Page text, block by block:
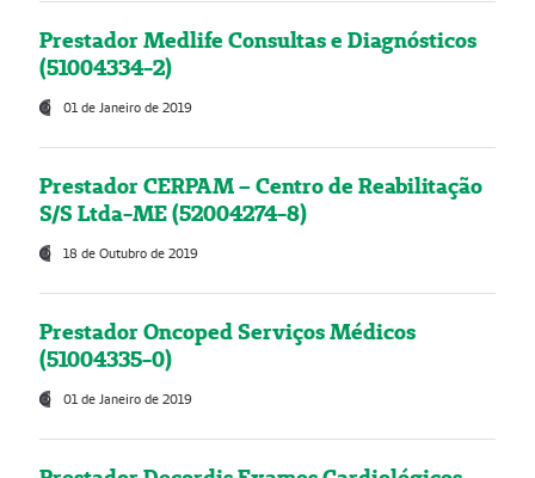
Prestador Medlife Consultas e Diagnósticos
(51004334-2)
01 de Janeiro de 2019
Prestador CERPAM – Centro de Reabilitação
S/S Ltda-ME (52004274-8)
18 de Outubro de 2019
Prestador Oncoped Serviços Médicos
(51004335-0)
01 de Janeiro de 2019